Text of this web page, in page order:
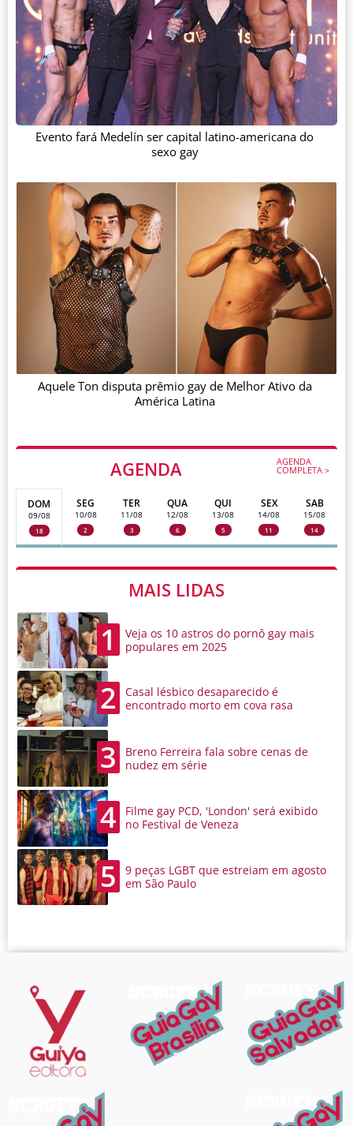
AGENDA AGENDA
COMPLETA >
DOM
09/08
18
SEG
10/08
2
TER
11/08
3
QUA
12/08
6
QUI
13/08
5
SEX
14/08
11
SAB
15/08
14
MAIS LIDAS
1
Veja os 10 astros do pornô gay mais
populares em 2025
2
Casal lésbico desaparecido é
encontrado morto em cova rasa
3
Breno Ferreira fala sobre cenas de
nudez em série
4
Filme gay PCD, 'London' será exibido
no Festival de Veneza
5
9 peças LGBT que estreiam em agosto
em São Paulo
Evento fará Medelín ser capital latino-americana do
sexo gay
Aquele Ton disputa prêmio gay de Melhor Ativo da
América Latina